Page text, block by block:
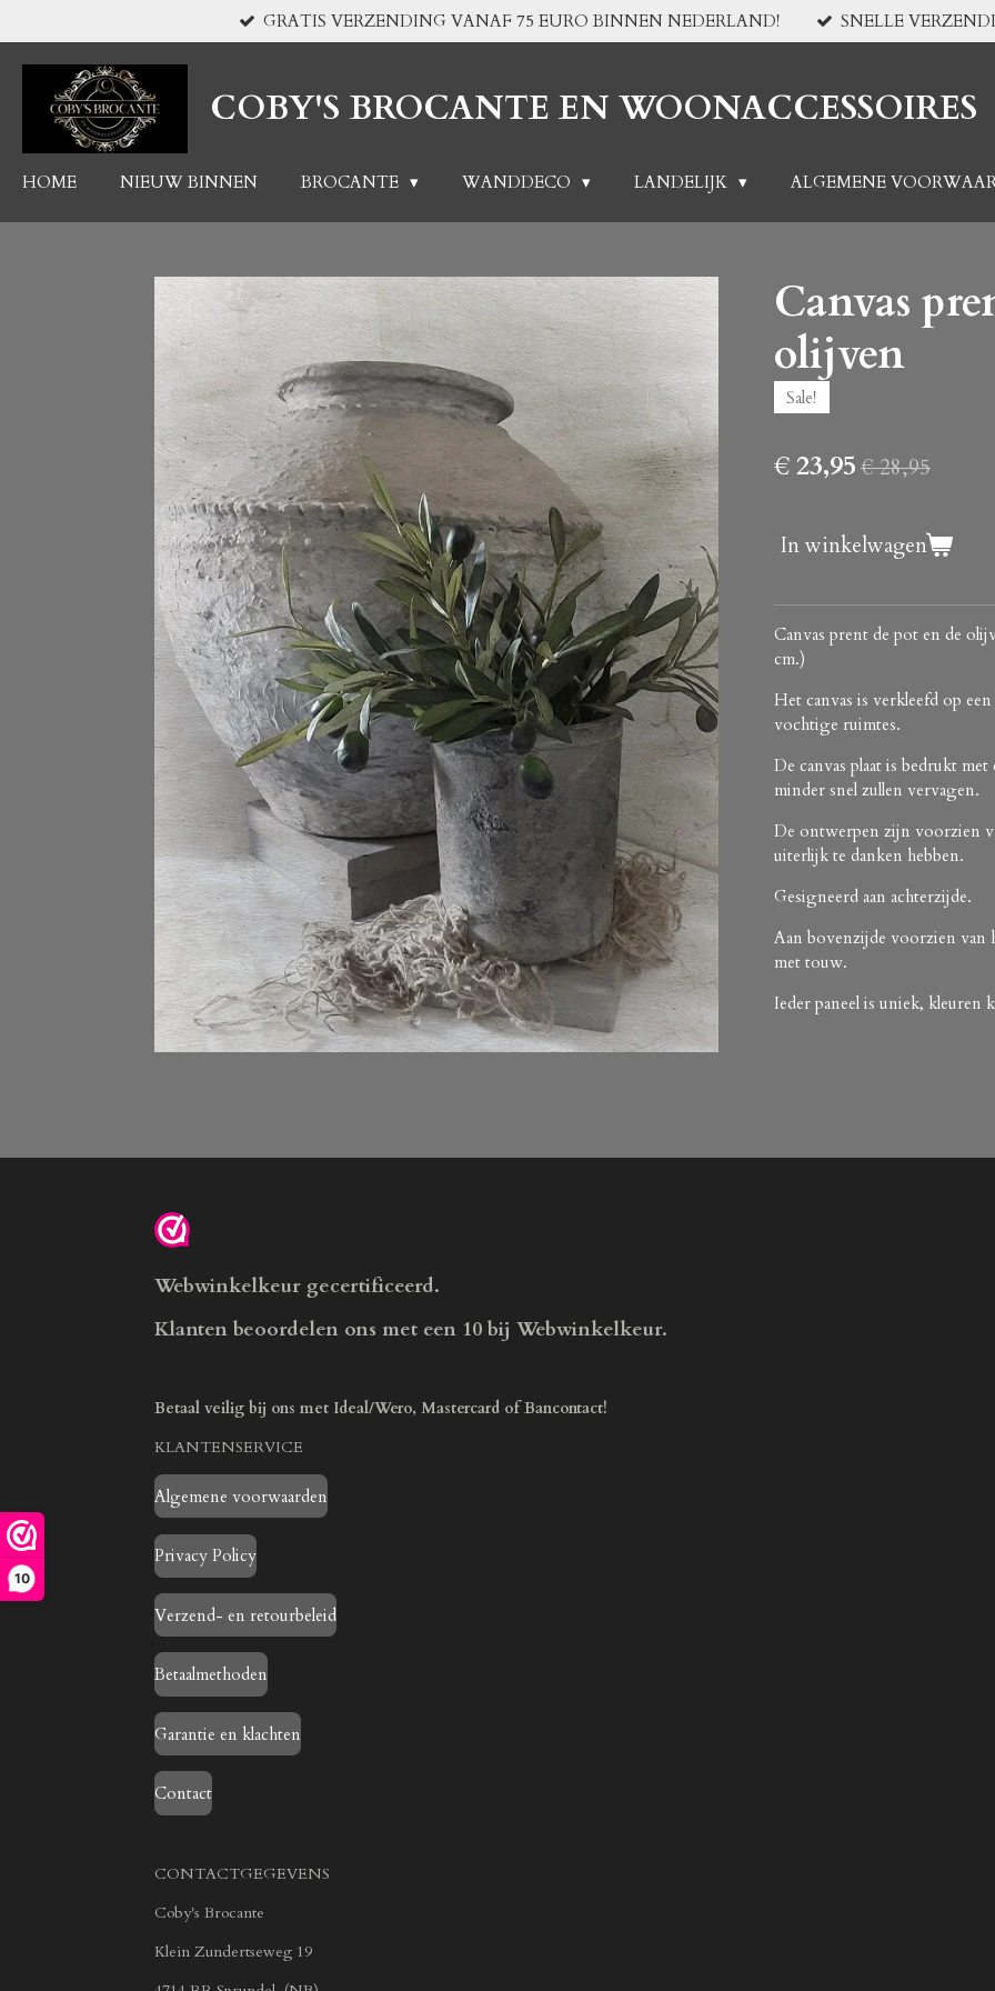
10
direct
naar
hoofdinhoud
GRATIS VERZENDING VANAF 75 EURO BINNEN NEDERLAND! SNELLE
COBY'S BROCANTE EN WOONACCESSOIRES
HOME NIEUW BINNEN BROCANTE WANDDECO LANDELIJK ALGEMENE
Canvas
olijven
Sale!
€ 23,95€ 28,95
In winkelwagen
Canvas prent de pot en de
cm.)
Het canvas is verkleefd op
vochtige ruimtes.
De canvas plaat is bedrukt
minder snel zullen vervagen.
De ontwerpen zijn voorzien
uiterlijk te danken hebben.
Gesigneerd aan achterzijde.
Aan bovenzijde voorzien van
met touw.
Ieder paneel is uniek,
Webwinkelkeur gecertificeerd.
Klanten beoordelen ons met een 10 bij Webwinkelkeur.
Betaal veilig bij ons met Ideal/Wero, Mastercard of Bancontact!
KLANTENSERVICE
Algemene voorwaarden
Privacy Policy
Verzend- en retourbeleid
Betaalmethoden
Garantie en klachten
Contact
CONTACTGEGEVENS
Coby's Brocante
Klein Zundertseweg 19